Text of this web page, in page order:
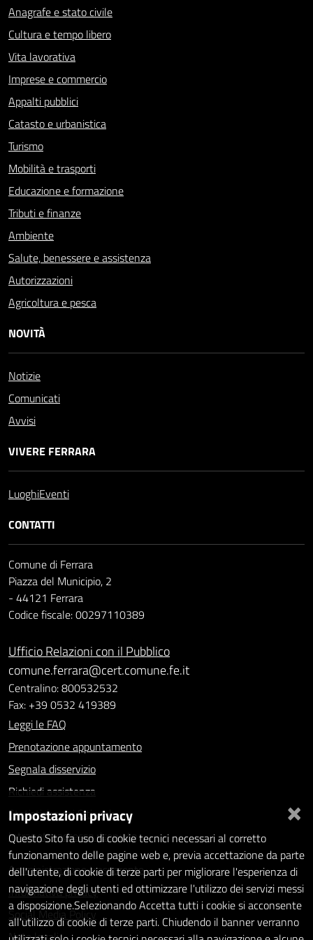
Anagrafe e stato civile
Cultura e tempo libero
Vita lavorativa
Imprese e commercio
Appalti pubblici
Catasto e urbanistica
Turismo
Mobilità e trasporti
Educazione e formazione
Tributi e finanze
Ambiente
Salute, benessere e assistenza
Autorizzazioni
Agricoltura e pesca
NOVITÀ
Notizie
Comunicati
Avvisi
VIVERE FERRARA
LuoghiEventi
CONTATTI
Comune di Ferrara
Piazza del Municipio, 2
- 44121 Ferrara
Codice fiscale: 00297110389
Ufficio Relazioni con il Pubblico
comune.ferrara@cert.comune.fe.it
Centralino: 800532532
Fax: +39 0532 419389
Leggi le FAQ
Prenotazione appuntamento
Segnala disservizio
Richiedi assistenza
Statistiche dei Siti web
Intranet - accesso riservato
Amministrazione trasparente
Informativa privacy
Social Media Policy
Note legali
×
Impostazioni privacy
Questo Sito fa uso di cookie tecnici necessari al corretto
funzionamento delle pagine web e, previa accettazione da parte
dell'utente, di cookie di terze parti per migliorare l'esperienza di
navigazione degli utenti ed ottimizzare l'utilizzo dei servizi messi
a disposizione.Selezionando Accetta tutti i cookie si acconsente
all'utilizzo di cookie di terze parti. Chiudendo il banner verranno